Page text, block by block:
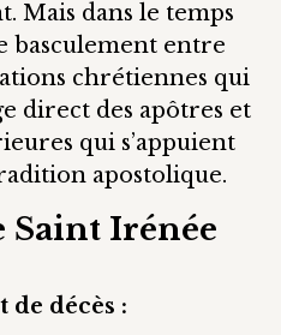
Mais dans le temps
basculement entre
chrétiennes qui
direct des apôtres et
qui s’appuient
apostolique.
Saint Irénée
de décès :